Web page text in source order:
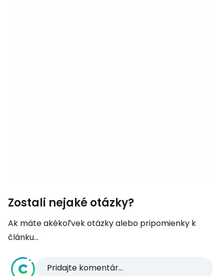
Zostali nejaké otázky?
Ak máte akékoľvek otázky alebo pripomienky k
článku...
Pridajte komentár...